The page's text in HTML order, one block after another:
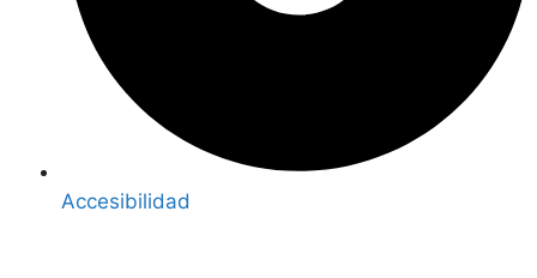
Accesibilidad